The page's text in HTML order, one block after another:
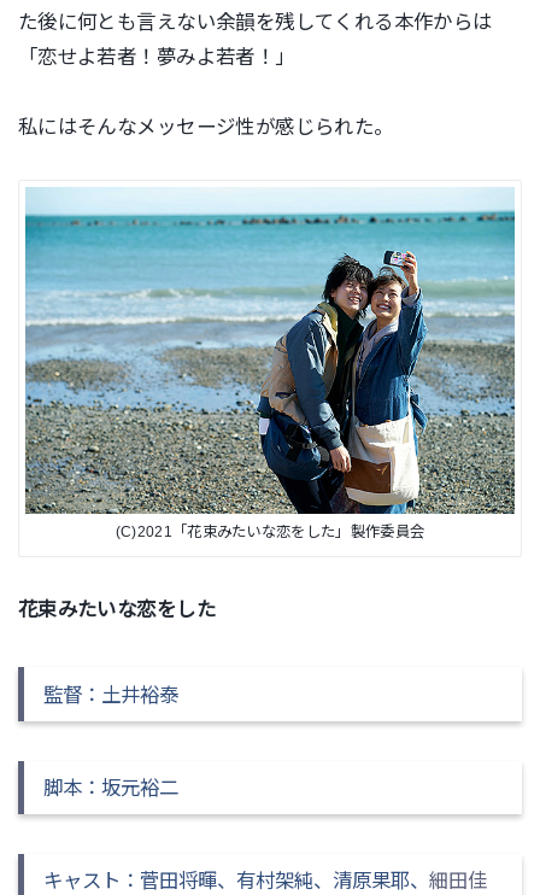
た後に何とも言えない余韻を残してくれる本作からは
「恋せよ若者！夢みよ若者！」
私にはそんなメッセージ性が感じられた。
(C)2021「花束みたいな恋をした」製作委員会
花束みたいな恋をした
監督：土井裕泰
脚本：坂元裕二
キャスト：菅田将暉、有村架純、清原果耶、細田佳